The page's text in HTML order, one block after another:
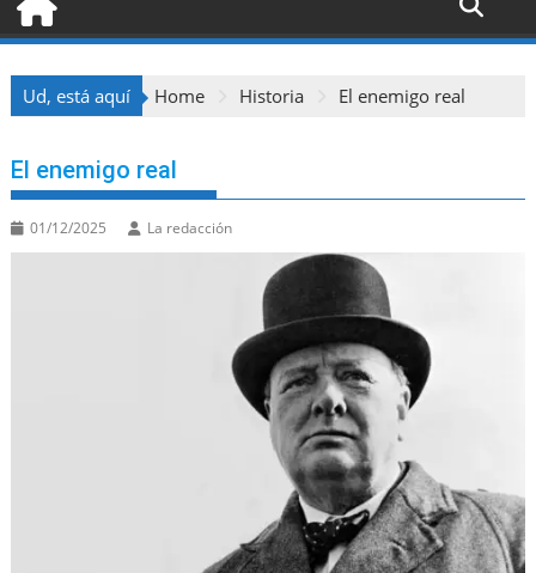
Ud, está aquí Home Historia El enemigo real
El enemigo real
01/12/2025 La redacción